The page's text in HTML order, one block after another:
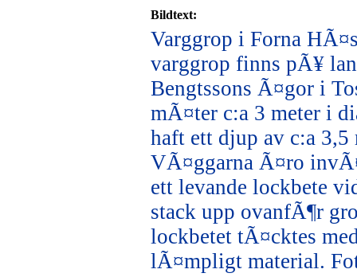
Bildtext:
Varggrop i Forna
varggrop finns pÃ¥
Bengtssons Ã¤gor i
mÃ¤ter c:a 3 meter i
haft ett djup av c:a 3,5
VÃ¤ggarna Ã¤ro
ett levande lockbete
stack upp ovanfÃ¶r
lockbetet tÃ¤cktes
lÃ¤mpligt material.